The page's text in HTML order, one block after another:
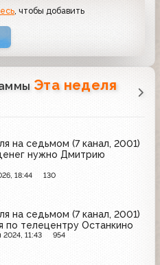
, чтобы добавить
Эта неделя
на седьмом (7 канал, 2001)
нужно Дмитрию
18:44 130
на седьмом (7 канал, 2001)
по телецентру Останкино
2024, 11:43 954